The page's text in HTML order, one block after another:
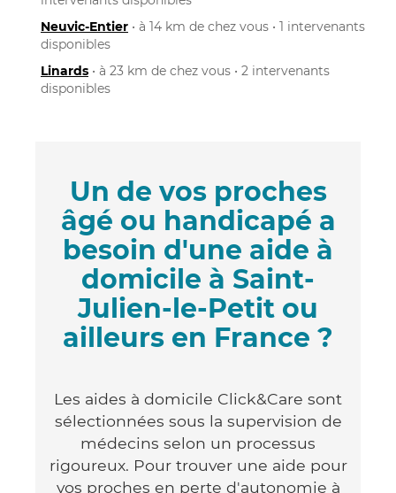
Neuvic-Entier • à 14 km de chez vous • 1 intervenants
disponibles
Linards • à 23 km de chez vous • 2 intervenants
disponibles
Un de vos proches
âgé ou handicapé a
besoin d'une aide à
domicile à Saint-
Julien-le-Petit ou
ailleurs en France ?
Les aides à domicile Click&Care sont
sélectionnées sous la supervision de
médecins selon un processus
rigoureux. Pour trouver une aide pour
vos proches en perte d'autonomie à